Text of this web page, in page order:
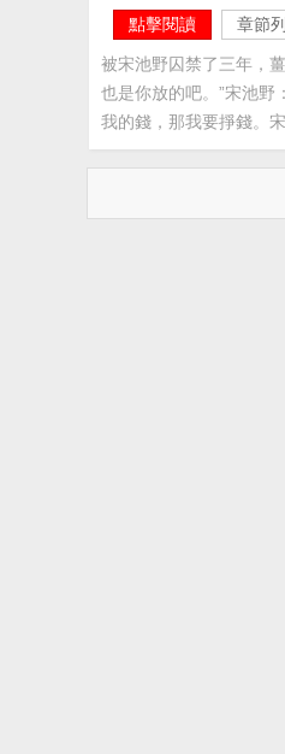
點擊閱讀 章節
被宋池野囚禁了三年，
也是你放的吧。”宋池野
我的錢，那我要掙錢。